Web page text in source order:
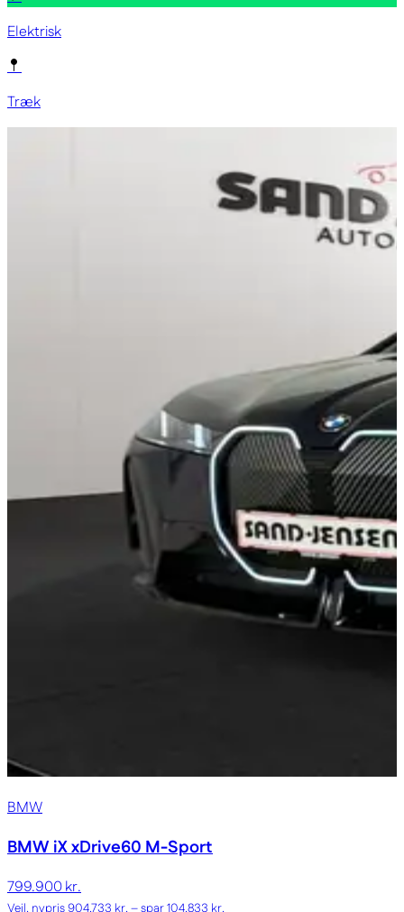
Elektrisk
Træk
BMW
BMW iXxDrive60 M-Sport
799.900 kr.
Vejl. nypris 904.733 kr. – spar 104.833 kr.